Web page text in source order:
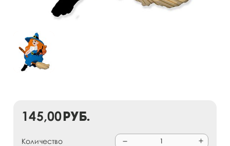
145,00руб.
Количество